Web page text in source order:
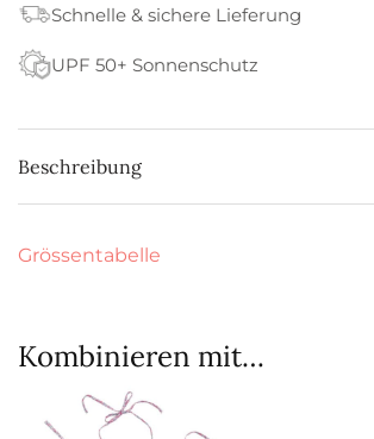
Schnelle & sichere Lieferung
UPF 50+ Sonnenschutz
Beschreibung
Grössentabelle
Kombinieren mit…